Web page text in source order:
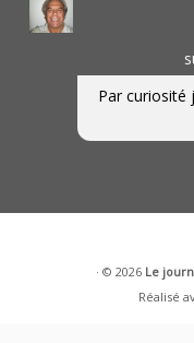
Par curiosité
· © 2026 Le
Réalisé